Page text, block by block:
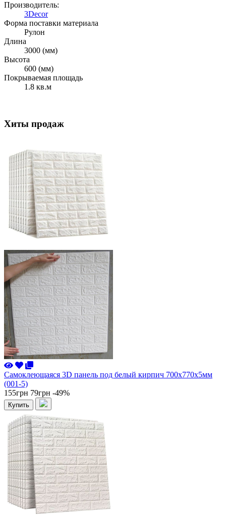
Производитель:
3Decor
Форма поставки материала
Рулон
Длина
3000 (мм)
Высота
600 (мм)
Покрываемая площадь
1.8 кв.м
Хиты продаж
Самоклеющаяся 3D панель под белый кирпич 700x770x5мм
(001-5)
155грн 79грн -49%
Купить